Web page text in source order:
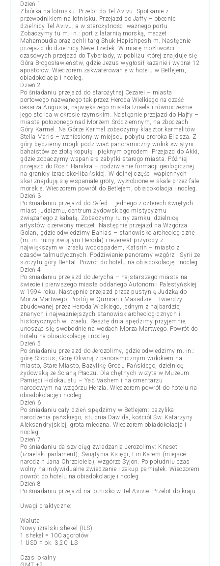
Dzień 1
Zbiórka na lotnisku. Przelot do Tel Avivu. Spotkanie z
przewodnikiem na lotnisku. Przejazd do Jaffy – obecnie
dzielnicy Tel Avivu, a w starożytności ważnego portu.
Zobaczymy tu m. in.: port z latarnią morską, meczet
Mahamoudia oraz pchli targ Shuk Hapishpeshim. Następnie
przejazd do dzielnicy Neve Tzedek. W miarę możliwości
czasowych przejazd do Tyberiady, w pobliżu której znajduje się
Góra Błogosławieństw, gdzie Jezus wygłosił kazanie i wybrał 12
apostołów. Wieczorem zakwaterowanie w hotelu w Betlejem,
obiadokolacja i nocleg.
Dzień 2
Po śniadaniu przejazd do starożytnej Cezarei – miasta
portowego nazwanego tak przez Heroda Wielkiego na cześć
cesarza Augusta, największego miasta Izraela i równocześnie
jego stolica w okresie rzymskim. Następnie przejazd do Hajfy –
miasta położonego nad Morzem Śródziemnym, na zboczach
Góry Karmel. Na Górze Karmel zobaczymy klasztor karmelitów
Stella Maris – wzniesiony w miejscu pobytu proroka Eliasza. Z
góry będziemy mogli podziwiać panoramiczny widok świątyni
bahaistów ze złotą kopułą i pięknym ogrodem. Przejazd do Akki,
gdzie zobaczymy wspaniałe zabytki starego miasta. Później
przejazd do Rosh Hanikra – podziwianie formacji geologicznej
na granicy izraelsko-libańskiej. W dolnej części wapiennych
skał znajdują się wspaniałe groty, wyżłobione w skale przez fale
morskie. Wieczorem powrót do Betlejem, obiadokolacja i nocleg.
Dzień 3
Po śniadaniu przejazd do Safed – jednego z czterech świętych
miast judaizmu, centrum żydowskiego mistycyzmu
związanego z kabałą. Zobaczymy ruiny zamku, dzielnicę
artystów, czerwony meczet. Następnie przejazd na Wzgórza
Golan, gdzie odwiedzimy Banias – stanowisko archeologiczne
(m. in. ruiny świątyni Heroda) i rezerwat przyrody z
największym w Izraelu wodospadem, Katsrin – miasto z
czasów talmudycznych. Podziwianie panoramy wzgórz i Syrii ze
szczytu góry Bental. Powrót do hotelu na obiadokolację i nocleg.
Dzień 4
Po śniadaniu przejazd do Jerycha – najstarszego miasta na
świecie i pierwszego miasta oddanego Autonomii Palestyńskiej
w 1994 roku. Następnie przejazd przez pustynię Judzką do
Morza Martwego. Postój w Qumran i Masadzie – twierdzy
zbudowanej przez Heroda Wielkiego, jednym z najbardziej
znanych i najważniejszych stanowisk archeologicznych i
historycznych w Izraelu. Resztę dnia spędzimy przyjemnie,
unosząc się swobodnie na wodach Morza Martwego. Powrót do
hotelu na obiadokolację i nocleg.
Dzień 5
Po śniadaniu przejazd do Jerozolimy, gdzie odwiedzimy m. in.:
górę Scopus, Górę Oliwną z panoramicznym widokiem na
miasto, Stare Miasto, Bazylikę Grobu Pańskiego, dzielnicę
żydowską ze Ścianą Płaczu. Dla chętnych wizyta w Muzeum
Pamięci Holokaustu – Yad Vashem i na cmentarzu
narodowym na wzgórzu Herzla. Wieczorem powrót do hotelu na
obiadokolację i nocleg.
Dzień 6
Po śniadaniu cały dzień spędzimy w Betlejem: bazylika
narodzenia pańskiego, studnia Dawida, kościół Św. Katarzyny
Aleksandryjskiej, grota mleczna. Wieczorem obiadokolacja i
nocleg.
Dzień 7
Po śniadaniu dalszy ciąg zwiedzania Jerozolimy: Kneset
(izraelski parlament), Świątynia Księgi, Ein Karem (miejsce
narodzin Jana Chrzciciela), wzgórze Syjon. Po południu czas
wolny na indywidualne zwiedzanie i zakup pamiątek. Wieczorem
powrót do hotelu na obiadokolację i nocleg.
Dzień 8
Po śniadaniu przejazd na lotnisko w Tel Avivie. Przelot do kraju.
Uwagi praktyczne:
Waluta
Nowy izralski shekel (ILS)
1 shekel = 100 agorotów
1 USD = ok. 3,20 ILS
Czas lokalny